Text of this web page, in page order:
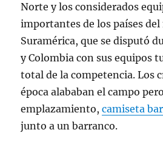
Norte y los considerados
importantes de los países del
Suramérica, que se disputó
y Colombia con sus equipos
total de la competencia. Los
época alababan el campo
emplazamiento,camiseta
junto a un barranco.